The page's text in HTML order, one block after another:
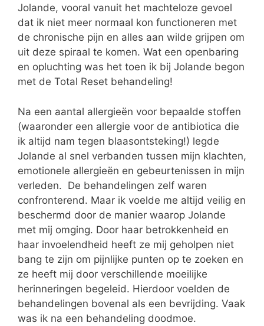
Jolande, vooral vanuit het machteloze gevoel
dat ik niet meer normaal kon functioneren met
de chronische pijn en alles aan wilde grijpen om
uit deze spiraal te komen. Wat een openbaring
en opluchting was het toen ik bij Jolande begon
met de Total Reset behandeling!
Na een aantal allergieën voor bepaalde stoffen
(waaronder een allergie voor de antibiotica die
ik altijd nam tegen blaasontsteking!) legde
Jolande al snel verbanden tussen mijn klachten,
emotionele allergieën en gebeurtenissen in mijn
verleden. De behandelingen zelf waren
confronterend. Maar ik voelde me altijd veilig en
beschermd door de manier waarop Jolande
met mij omging. Door haar betrokkenheid en
haar invoelendheid heeft ze mij geholpen niet
bang te zijn om pijnlijke punten op te zoeken en
ze heeft mij door verschillende moeilijke
herinneringen begeleid. Hierdoor voelden de
behandelingen bovenal als een bevrijding. Vaak
was ik na een behandeling doodmoe.